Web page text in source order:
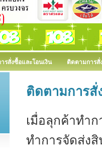
รสั่งซื้อและโอนเงิน ติดตามการสั่
ติดตามการสั่
เมื่อลุกค้าทำ
ทำการจัดส่ง